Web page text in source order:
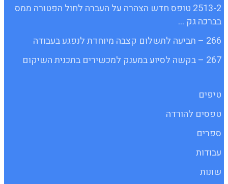
2513-2 טופס חדש הצהרה על העברה לחול הפטורה ממס
בברכה גק …
266 – תביעה לתשלום קצבה מיוחדת לנפגע בעבודה
267 – בקשה לסיוע במענק למכשירים בתכנית השיקום
טיפים
טפסים להורדה
ספרים
עבודות
שונות